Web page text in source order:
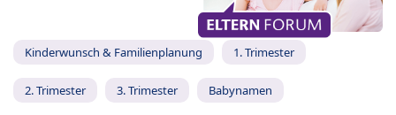
Kinderwunsch & Familienplanung 1. Trimester
2. Trimester 3. Trimester Babynamen